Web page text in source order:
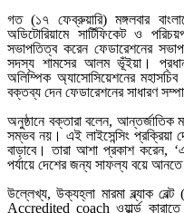
গত (১৭ ফেব্রুয়ারি) মঙ্গলবার
অডিটোরিয়ামে সার্টিফিকেট ও
সভাপতিত্ব করেন ফেডারেশনের
সদস্য শামসের আলম ভূঁইয়া। প্রধান
অলিম্পিক অ্যাসোসিয়েশনের
বক্তব্য দেন ফেডারেশনের সাধারণ
অনুষ্ঠানে বক্তারা বলেন, আন্তর্জাতিক
সম্ভব নয়। এই লাইসেন্সিং প্রক্রিয়া
বাড়াবে। তারা আশা প্রকাশ করেন,
পর্যায়ে দেশের জন্য সাফল্য বয়ে
উল্লেখ্য, উক্যহ্লা মারমা ব্ল্যাক
Accredited coach ওয়ার্ল্ড